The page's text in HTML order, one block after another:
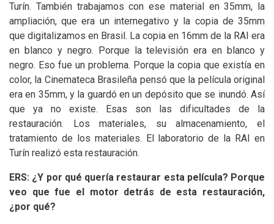
Turín. También trabajamos con ese material en 35mm, la
ampliación, que era un internegativo y la copia de 35mm
que digitalizamos en Brasil. La copia en 16mm de la RAI era
en blanco y negro. Porque la televisión era en blanco y
negro. Eso fue un problema. Porque la copia que existía en
color, la Cinemateca Brasileña pensó que la película original
era en 35mm, y la guardó en un depósito que se inundó. Así
que ya no existe. Esas son las dificultades de la
restauración. Los materiales, su almacenamiento, el
tratamiento de los materiales. El laboratorio de la RAI en
Turín realizó esta restauración.
ERS: ¿Y por qué quería restaurar esta película? Porque
veo que fue el motor detrás de esta restauración,
¿por qué?